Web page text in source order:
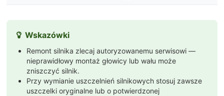
 Wskazówki
Remont silnika zlecaj autoryzowanemu serwisowi —
nieprawidłowy montaż głowicy lub wału może
zniszczyć silnik.
Przy wymianie uszczelnień silnikowych stosuj zawsze
uszczelki oryginalne lub o potwierdzonej